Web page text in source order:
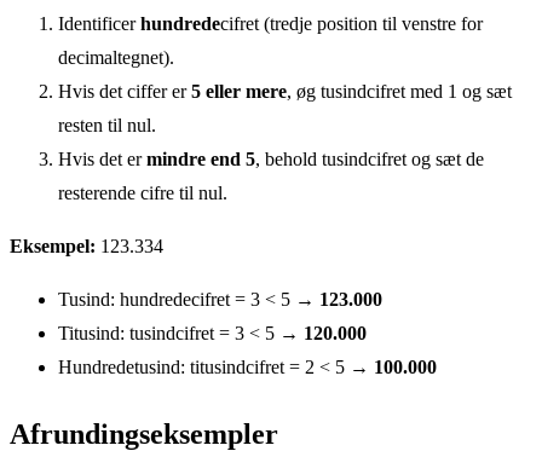
Identificerhundredecifret (tredje position til venstre for
decimaltegnet).
Hvis det ciffer er5 eller mere, øg tusindcifret med 1 og sæt
resten til nul.
Hvis det ermindre end 5, behold tusindcifret og sæt de
resterende cifre til nul.
Eksempel: 123.334
Tusind: hundredecifret = 3 < 5 → 123.000
Titusind: tusindcifret = 3 < 5 → 120.000
Hundredetusind: titusindcifret = 2 < 5 → 100.000
Afrundingseksempler